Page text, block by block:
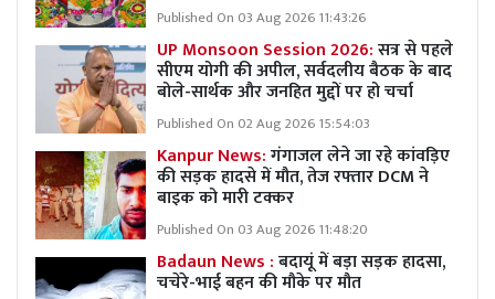
Published On 03 Aug 2026 11:43:26
UP Monsoon Session 2026:सत्र से पहले
सीएम योगी की अपील, सर्वदलीय बैठक के बाद
बोले-सार्थक और जनहित मुद्दों पर हो चर्चा
Published On 02 Aug 2026 15:54:03
Kanpur News:गंगाजल लेने जा रहे कांवड़िए
की सड़क हादसे में मौत, तेज रफ्तार DCM ने
बाइक को मारी टक्कर
Published On 03 Aug 2026 11:48:20
Badaun News :बदायूं में बड़ा सड़क हादसा,
चचेरे-भाई बहन की मौके पर मौत